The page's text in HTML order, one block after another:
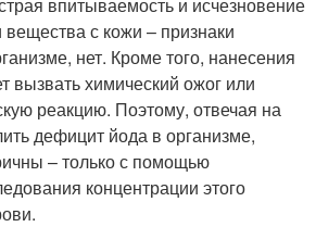
вещества с кожи – признаки
нет. Кроме того, нанесения
вызвать химический ожог или
реакцию. Поэтому, отвечая на
дефицит йода в организме,
– только с помощью
концентрации этого